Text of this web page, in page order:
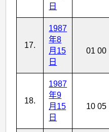
日
17.
1987
年8
月15
日
01 00
18.
1987
年9
月15
日
10 05